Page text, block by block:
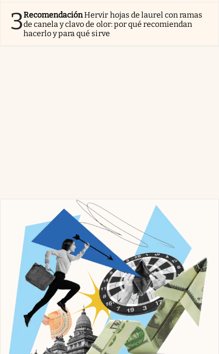
3RecomendaciónHervir hojas de laurel con ramas
de canela y clavo de olor: por qué recomiendan
hacerlo y para qué sirve